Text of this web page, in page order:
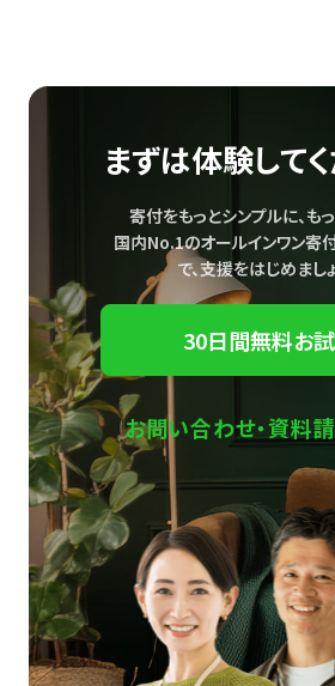
まずは体験してく
寄付をもっとシンプルに、も
国内No.1のオールインワン寄
で、支援をはじめましょ
30日間無料お
お問い合わせ・資料